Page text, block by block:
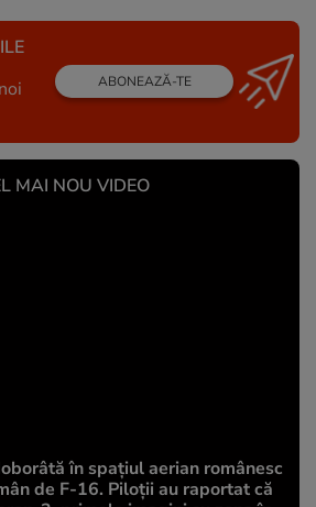
ABONEAZĂ-TE
MAI NOU VIDEO
în spațiul aerian românesc
de F-16. Piloții au raportat că